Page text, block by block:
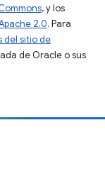
, y los
2.0. Para
del sitio de
de Oracle o sus